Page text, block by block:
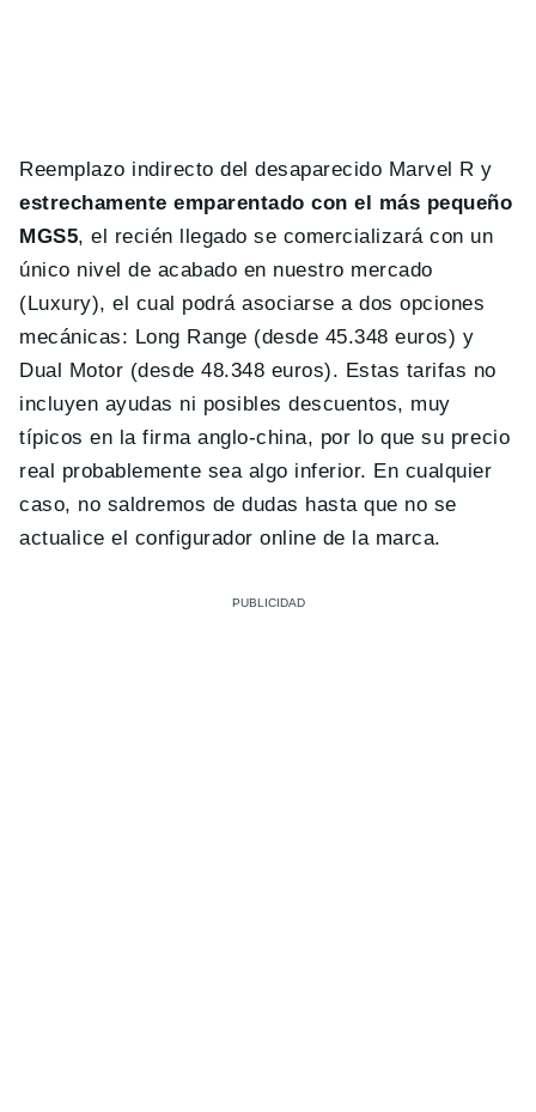
Reemplazo indirecto del desaparecido Marvel R y
estrechamente emparentado con el más pequeño
MGS5, el recién llegado se comercializará con un
único nivel de acabado en nuestro mercado
(Luxury), el cual podrá asociarse a dos opciones
mecánicas: Long Range (desde 45.348 euros) y
Dual Motor (desde 48.348 euros). Estas tarifas no
incluyen ayudas ni posibles descuentos, muy
típicos en la firma anglo-china, por lo que su precio
real probablemente sea algo inferior. En cualquier
caso, no saldremos de dudas hasta que no se
actualice el configurador online de la marca.